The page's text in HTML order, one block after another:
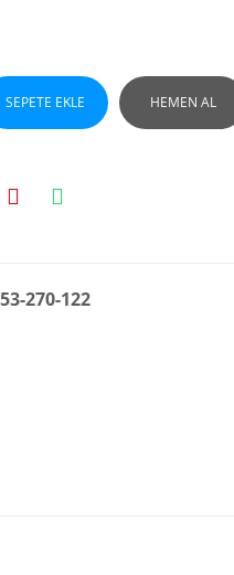
SEPETE EKLE HEMEN AL
270-122